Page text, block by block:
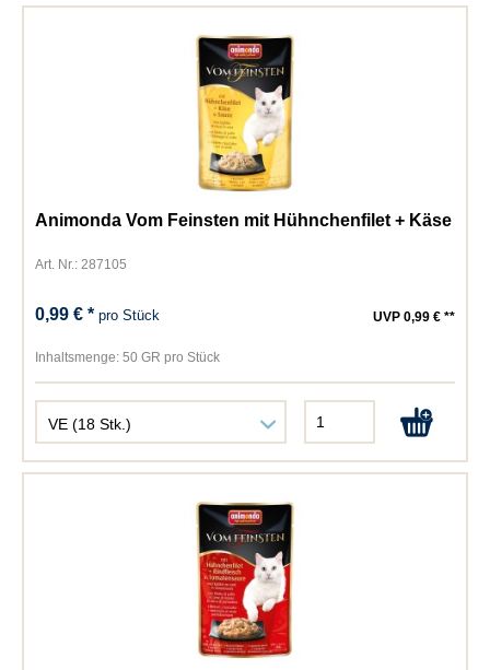
Animonda Vom Feinsten mit Hühnchenfilet + Käse
Art. Nr.: 287105
0,99 € *pro Stück UVP 0,99 € **
Inhaltsmenge: 50 GR pro Stück